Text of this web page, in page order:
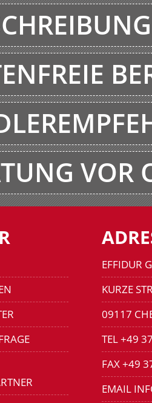
VOR
EFFIDUR
KURZE
09117
TEL +49
FAX +49
EMAIL